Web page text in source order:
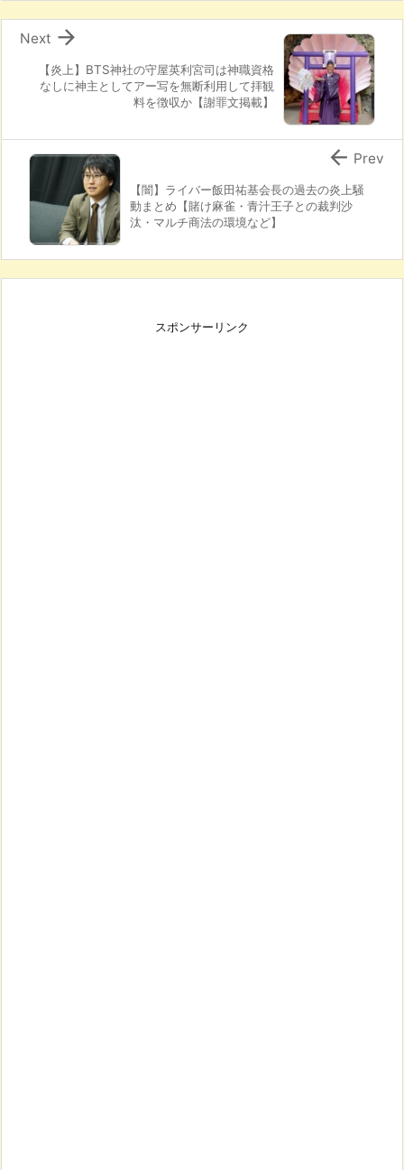
【炎上】BTS神社の守屋英利宮司は神職資格
なしに神主としてアー写を無断利用して拝観
料を徴収か【謝罪文掲載】

Next
【闇】ライバー飯田祐基会長の過去の炎上騒
動まとめ【賭け麻雀・青汁王子との裁判沙
汰・マルチ商法の環境など】
 Prev
スポンサーリンク